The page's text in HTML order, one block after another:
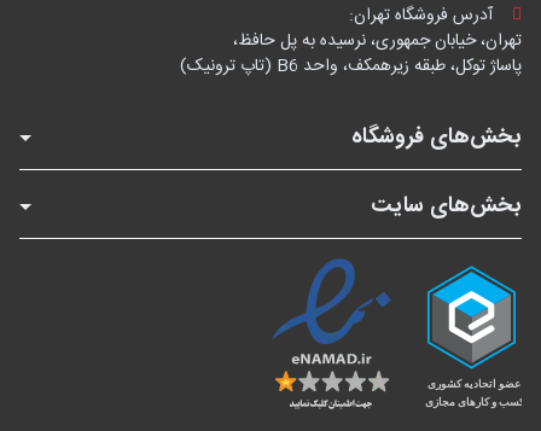
آدرس فروشگاه تهران:
تهران، خیابان جمهوری، نرسیده به پل حافظ،
پاساژ توکل، طبقه زیرهمکف، واحد B6 (تاپ ترونیک)
بخش‌های فروشگاه
بخش‌های سایت